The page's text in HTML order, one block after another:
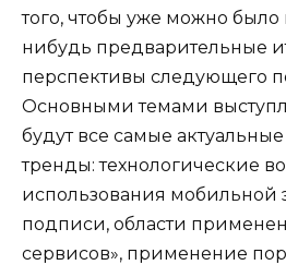
того, чтобы уже можно
нибудь предварительные
перспективы следующего
Основными темами
будут все самые
тренды: технологические
использования мобильной
подписи, области
сервисов», применение